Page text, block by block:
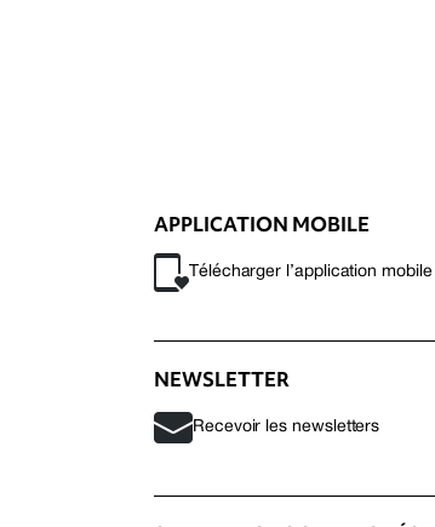
APPLICATION MOBILE
Télécharger l’application mobile
NEWSLETTER
Recevoir les newsletters